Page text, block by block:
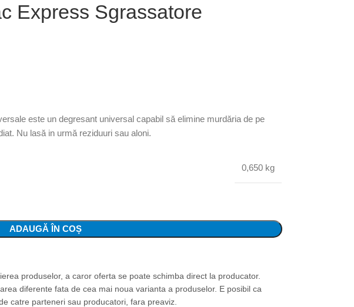
Express Sgrassatore
este un degresant universal capabil să elimine murdăria de pe
Nu lasă in urmă reziduuri sau aloni.
0,650 kg
ADAUGĂ ÎN COȘ
produselor, a caror oferta se poate schimba direct la producator.
diferente fata de cea mai noua varianta a produselor. E posibil ca
catre parteneri sau producatori, fara preaviz.